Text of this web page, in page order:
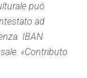
può
ad
IBAN
«Contributo